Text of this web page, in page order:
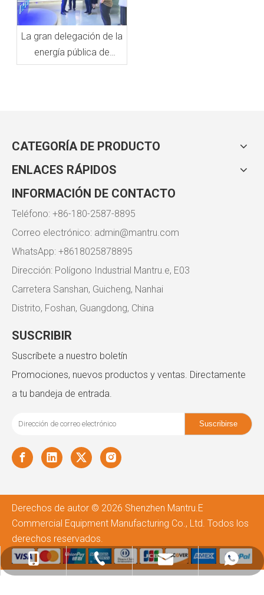
La gran delegación de la
energía pública de
Estados Unidos visitó
CATEGORÍA DE PRODUCTO
ENLACES RÁPIDOS
INFORMACIÓN DE CONTACTO
Teléfono: +86-180-2587-8895
Correo electrónico: admin@mantru.com
WhatsApp: +8618025878895
Dirección: Polígono Industrial Mantru.e, E03
Carretera Sanshan, Guicheng, Nanhai
Distrito, Foshan, Guangdong, China
+86-180-2587-8895
+86-757-8127-3509
admin@mantru.com
+8618025878895
SUSCRIBIR
Suscríbete a nuestro boletín
Promociones, nuevos productos y ventas. Directamente
a tu bandeja de entrada.
Suscribirse
Derechos de autor © 2026 Shenzhen Mantru.E
Commercial Equipment Manufacturing Co., Ltd. Todos los
derechos reservados.